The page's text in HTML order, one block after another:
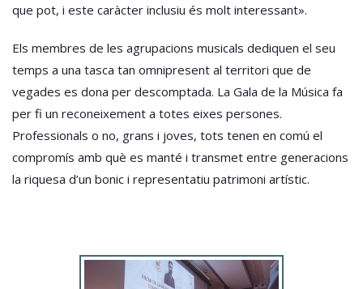
que pot, i este caràcter inclusiu és molt interessant».
Els membres de les agrupacions musicals dediquen el seu
temps a una tasca tan omnipresent al territori que de
vegades es dona per descomptada. La Gala de la Música fa
per fi un reconeixement a totes eixes persones.
Professionals o no, grans i joves, tots tenen en comú el
compromís amb què es manté i transmet entre generacions
la riquesa d’un bonic i representatiu patrimoni artístic.